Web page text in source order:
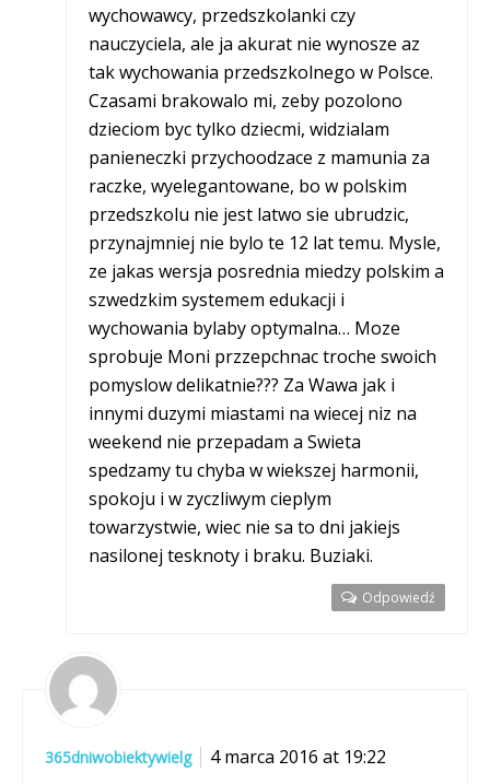
wychowawcy, przedszkolanki czy
nauczyciela, ale ja akurat nie wynosze az
tak wychowania przedszkolnego w Polsce.
Czasami brakowalo mi, zeby pozolono
dzieciom byc tylko dziecmi, widzialam
panieneczki przychoodzace z mamunia za
raczke, wyelegantowane, bo w polskim
przedszkolu nie jest latwo sie ubrudzic,
przynajmniej nie bylo te 12 lat temu. Mysle,
ze jakas wersja posrednia miedzy polskim a
szwedzkim systemem edukacji i
wychowania bylaby optymalna… Moze
sprobuje Moni przzepchnac troche swoich
pomyslow delikatnie??? Za Wawa jak i
innymi duzymi miastami na wiecej niz na
weekend nie przepadam a Swieta
spedzamy tu chyba w wiekszej harmonii,
spokoju i w zyczliwym cieplym
towarzystwie, wiec nie sa to dni jakiejs
nasilonej tesknoty i braku. Buziaki.
Odpowiedź
365dniwobiektywielg
4 marca 2016 at 19:22